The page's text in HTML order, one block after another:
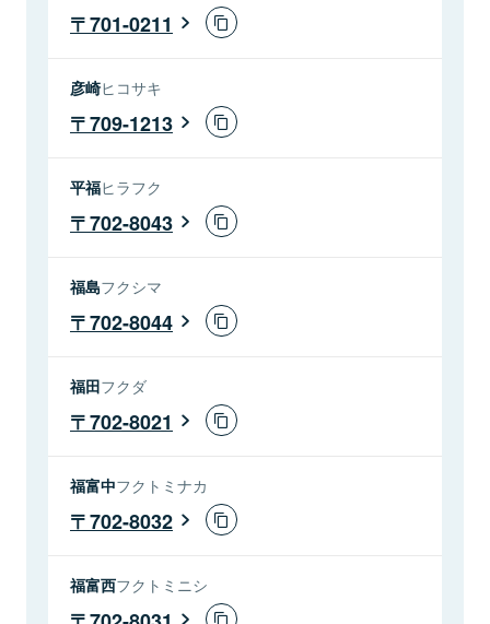
701-0211
彦崎ヒコサキ
709-1213
平福ヒラフク
702-8043
福島フクシマ
702-8044
福田フクダ
702-8021
福富中フクトミナカ
702-8032
福富西フクトミニシ